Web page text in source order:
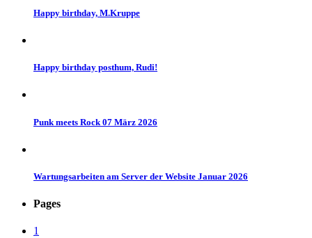
Happy birthday, M.Kruppe
Happy birthday posthum, Rudi!
Punk meets Rock 07 März 2026
Wartungsarbeiten am Server der Website Januar 2026
Pages
1